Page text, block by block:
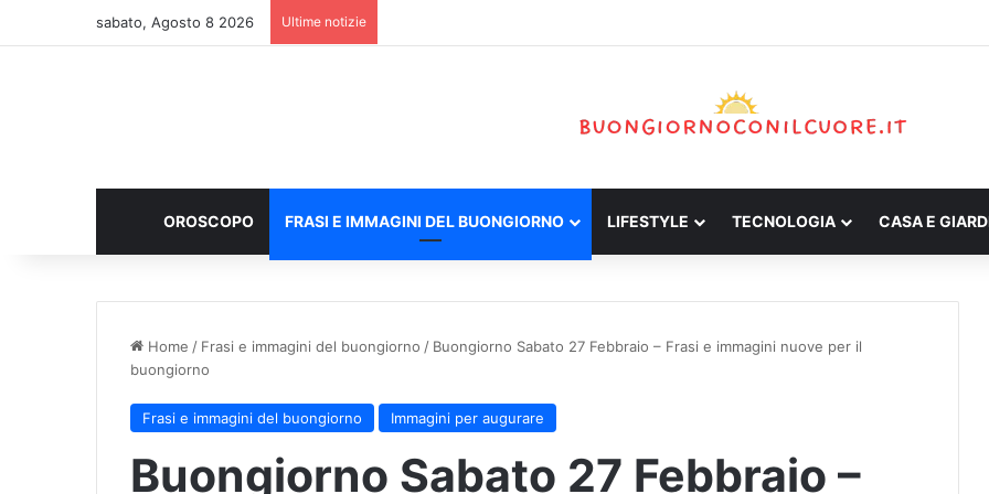
sabato, Agosto 8 2026 Ultime notizie
OROSCOPO FRASI E IMMAGINI DEL BUONGIORNO LIFESTYLE TECNOLOGIA CASA E
Home / Frasi e immagini del buongiorno / Buongiorno Sabato 27 Febbraio – Frasi e immagini nuove per il
buongiorno
Frasi e immagini del buongiorno Immagini per augurare
Buongiorno Sabato 27 Febbraio –